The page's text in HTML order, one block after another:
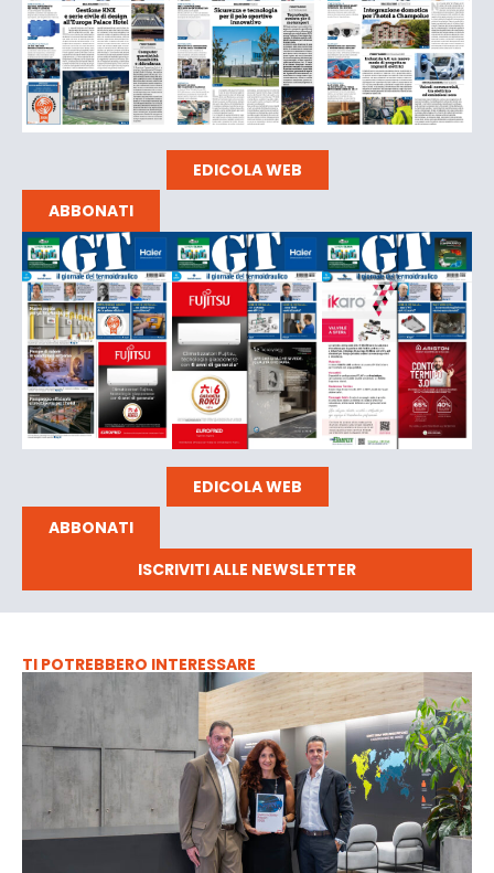
EDICOLA WEB
ABBONATI
EDICOLA WEB
ABBONATI
ISCRIVITI ALLE NEWSLETTER
TI POTREBBERO INTERESSARE